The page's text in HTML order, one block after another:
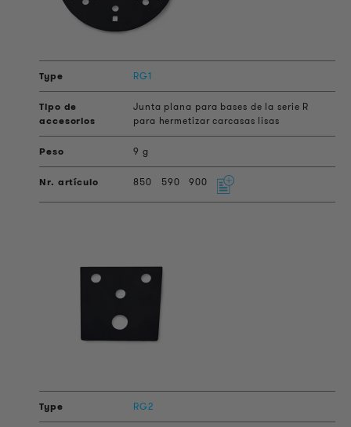
RG1
Junta plana para bases de la serie R
para hermetizar carcasas lisas
9 g
850 590 900
RG2